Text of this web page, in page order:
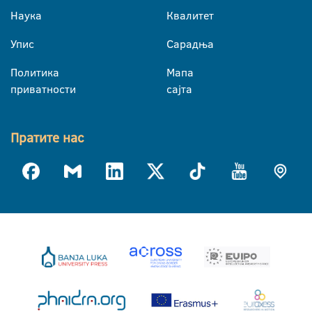
Наука
Упис
Политика
приватности
Квалитет
Сарадња
Мапа
сајта
Пратите нас